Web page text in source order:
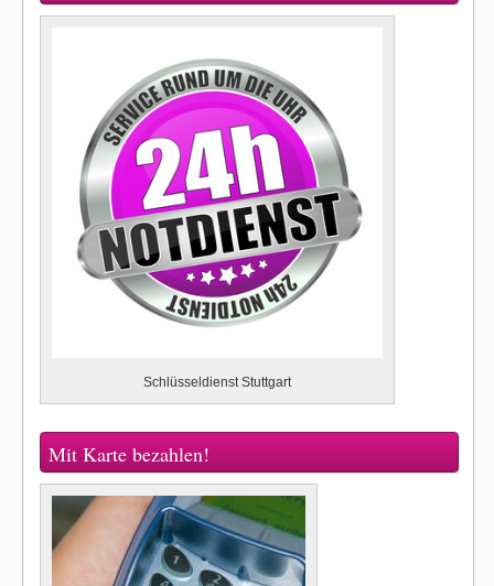
Schlüsseldienst Stuttgart
Mit Karte bezahlen!